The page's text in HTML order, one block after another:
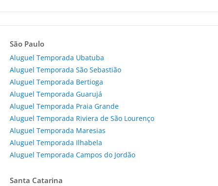
São Paulo
Aluguel Temporada Ubatuba
Aluguel Temporada São Sebastião
Aluguel Temporada Bertioga
Aluguel Temporada Guarujá
Aluguel Temporada Praia Grande
Aluguel Temporada Riviera de São Lourenço
Aluguel Temporada Maresias
Aluguel Temporada Ilhabela
Aluguel Temporada Campos do Jordão
Santa Catarina